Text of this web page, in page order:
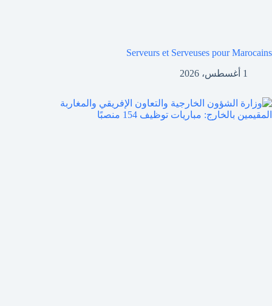
Serveurs et Serveuses pour Marocains
1 أغسطس، 2026